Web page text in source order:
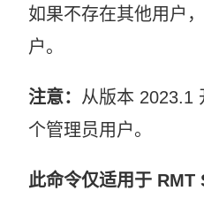
如果不存在其他用户
户。
注意： 从版本 2023.1
个管理员用户。
此命令仅适用于 RMT